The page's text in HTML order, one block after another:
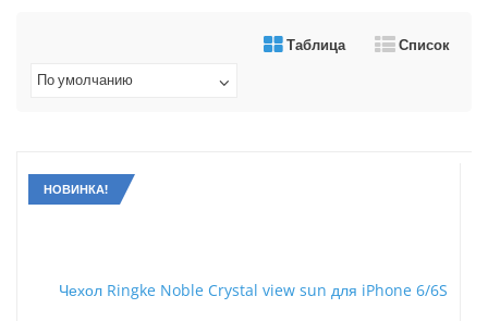
Таблица
Список
По умолчанию
НОВИНКА!